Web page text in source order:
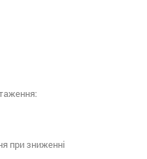
при зниженні